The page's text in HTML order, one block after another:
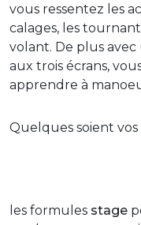
vous ressentez les
calages, les
volant. De plus avec
aux trois écrans,
apprendre à
Quelques soient
les formules stage